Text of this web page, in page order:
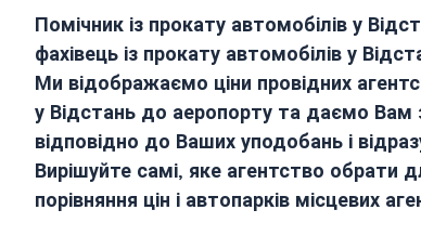
Помічник із прокату автомобілів у
фахівець із прокату автомобілів у
Ми відображаємо ціни провідних
у Відстань до аеропорту та даємо Вам
відповідно до Ваших уподобань і
Вирішуйте самі, яке агентство обрати
порівняння цін і автопарків місцевих